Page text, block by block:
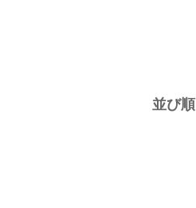
並び順